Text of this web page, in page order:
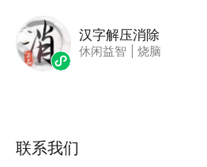
汉字解压消除
休闲益智 烧脑
联系我们